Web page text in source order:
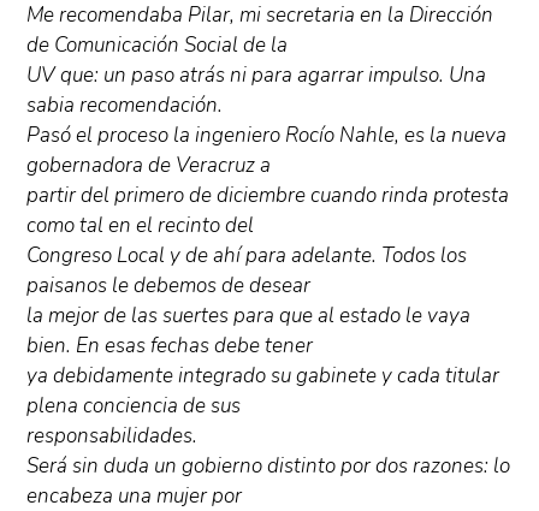
Me recomendaba Pilar, mi secretaria en la Dirección
de Comunicación Social de la
UV que: un paso atrás ni para agarrar impulso. Una
sabia recomendación.
Pasó el proceso la ingeniero Rocío Nahle, es la nueva
gobernadora de Veracruz a
partir del primero de diciembre cuando rinda protesta
como tal en el recinto del
Congreso Local y de ahí para adelante. Todos los
paisanos le debemos de desear
la mejor de las suertes para que al estado le vaya
bien. En esas fechas debe tener
ya debidamente integrado su gabinete y cada titular
plena conciencia de sus
responsabilidades.
Será sin duda un gobierno distinto por dos razones: lo
encabeza una mujer por